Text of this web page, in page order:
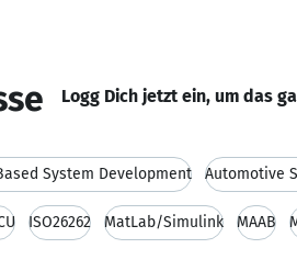
Logg Dich jetzt ein, um das
System Development Automotive
ISO26262 MatLab/Simulink MAAB